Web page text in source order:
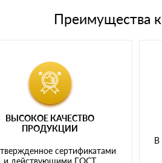
Преимущества
ВЫСОКОЕ КАЧЕСТВО
ПРОДУКЦИИ
сертификатами
и действующими ГОСТ
В